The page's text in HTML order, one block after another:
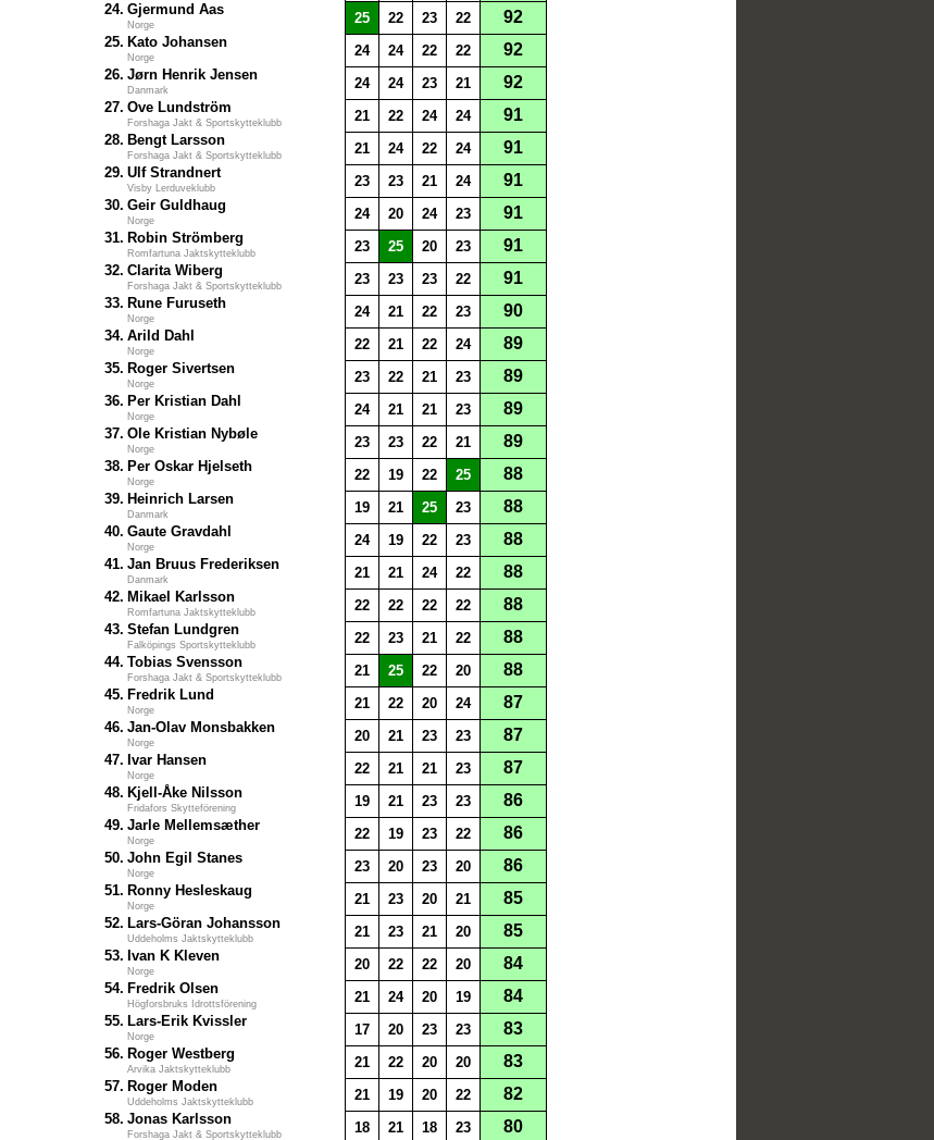
24. Gjermund Aas
Norge 25 22 23 22 92
25. Kato Johansen
Norge 24 24 22 22 92
26. Jørn Henrik Jensen
Danmark 24 24 23 21 92
27. Ove Lundström
Forshaga Jakt & Sportskytteklubb 21 22 24 24 91
28. Bengt Larsson
Forshaga Jakt & Sportskytteklubb 21 24 22 24 91
29. Ulf Strandnert
Visby Lerduveklubb 23 23 21 24 91
30. Geir Guldhaug
Norge 24 20 24 23 91
31. Robin Strömberg
Romfartuna Jaktskytteklubb 23 25 20 23 91
32. Clarita Wiberg
Forshaga Jakt & Sportskytteklubb 23 23 23 22 91
33. Rune Furuseth
Norge 24 21 22 23 90
34. Arild Dahl
Norge 22 21 22 24 89
35. Roger Sivertsen
Norge 23 22 21 23 89
36. Per Kristian Dahl
Norge 24 21 21 23 89
37. Ole Kristian Nybøle
Norge 23 23 22 21 89
38. Per Oskar Hjelseth
Norge 22 19 22 25 88
39. Heinrich Larsen
Danmark 19 21 25 23 88
40. Gaute Gravdahl
Norge 24 19 22 23 88
41. Jan Bruus Frederiksen
Danmark 21 21 24 22 88
42. Mikael Karlsson
Romfartuna Jaktskytteklubb 22 22 22 22 88
43. Stefan Lundgren
Falköpings Sportskytteklubb 22 23 21 22 88
44. Tobias Svensson
Forshaga Jakt & Sportskytteklubb 21 25 22 20 88
45. Fredrik Lund
Norge 21 22 20 24 87
46. Jan-Olav Monsbakken
Norge 20 21 23 23 87
47. Ivar Hansen
Norge 22 21 21 23 87
48. Kjell-Åke Nilsson
Fridafors Skytteförening 19 21 23 23 86
49. Jarle Mellemsæther
Norge 22 19 23 22 86
50. John Egil Stanes
Norge 23 20 23 20 86
51. Ronny Hesleskaug
Norge 21 23 20 21 85
52. Lars-Göran Johansson
Uddeholms Jaktskytteklubb 21 23 21 20 85
53. Ivan K Kleven
Norge 20 22 22 20 84
54. Fredrik Olsen
Högforsbruks Idrottsförening 21 24 20 19 84
55. Lars-Erik Kvissler
Norge 17 20 23 23 83
56. Roger Westberg
Arvika Jaktskytteklubb 21 22 20 20 83
57. Roger Moden
Uddeholms Jaktskytteklubb 21 19 20 22 82
58. Jonas Karlsson
Forshaga Jakt & Sportskytteklubb 18 21 18 23 80